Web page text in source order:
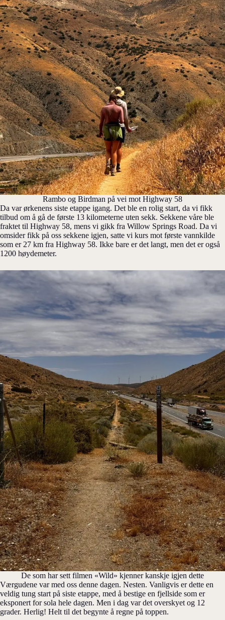
Rambo og Birdman på vei mot Highway 58
Da var ørkenens siste etappe igang. Det ble en rolig start, da vi fikk
tilbud om å gå de første 13 kilometerne uten sekk. Sekkene våre ble
fraktet til Highway 58, mens vi gikk fra Willow Springs Road. Da vi
omsider fikk på oss sekkene igjen, satte vi kurs mot første vannkilde
som er 27 km fra Highway 58. Ikke bare er det langt, men det er også
1200 høydemeter.
De som har sett filmen «Wild» kjenner kanskje igjen dette
Værgudene var med oss denne dagen. Nesten. Vanligvis er dette en
veldig tung start på siste etappe, med å bestige en fjellside som er
eksponert for sola hele dagen. Men i dag var det overskyet og 12
grader. Herlig! Helt til det begynte å regne på toppen.